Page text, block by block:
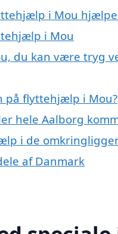
i Mou
i Mou
du kan være tryg
på flyttehjælp i Mou?
hele Aalborg
i de
af Danmark